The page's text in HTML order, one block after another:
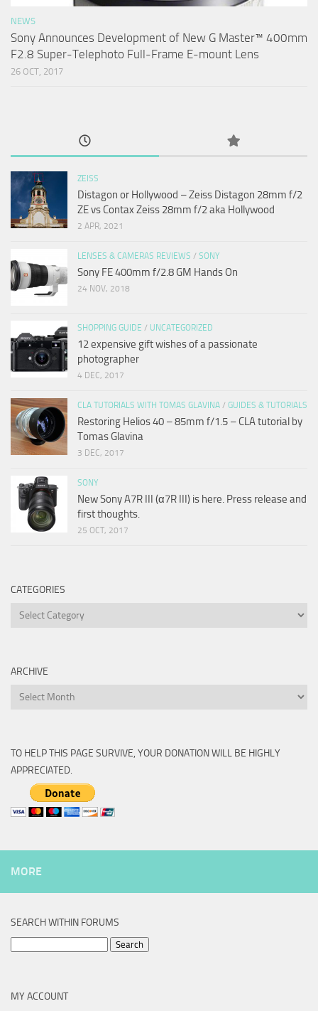
NEWS
Sony Announces Development of New G Master™ 400mm
F2.8 Super-Telephoto Full-Frame E-mount Lens
26 OCT, 2017
ZEISS
Distagon or Hollywood – Zeiss Distagon 28mm f/2
ZE vs Contax Zeiss 28mm f/2 aka Hollywood
2 APR, 2021
LENSES & CAMERAS REVIEWS / SONY
Sony FE 400mm f/2.8 GM Hands On
24 NOV, 2018
SHOPPING GUIDE / UNCATEGORIZED
12 expensive gift wishes of a passionate
photographer
4 DEC, 2017
CLA TUTORIALS WITH TOMAS GLAVINA / GUIDES & TUTORIALS
Restoring Helios 40 – 85mm f/1.5 – CLA tutorial by
Tomas Glavina
3 DEC, 2017
SONY
New Sony A7R III (α7R III) is here. Press release and
first thoughts.
25 OCT, 2017
CATEGORIES
Categories
ARCHIVE
Archive
TO HELP THIS PAGE SURVIVE, YOUR DONATION WILL BE HIGHLY
APPRECIATED.
MORE
SEARCH WITHIN FORUMS
MY ACCOUNT